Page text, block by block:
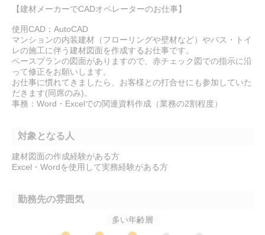
【建材メーカーでCADオペレーターのお仕事】
使用CAD：AutoCAD
マンションの内装建材（フローリングや壁材など）やバス・トイ
レの施工に伴う建材図面を作成するお仕事です。
ベースプランの図面がありますので、赤チェック図での指示に沿
って修正をお願いします。
お仕事に慣れてきましたら、お客様との打合せにも参加していた
だきます(同席のみ)。
事務：Word・Excelでの関連資料作成（業務の2割程度）
対象となる人
建材図面の作成経験がある方
Excel・Wordを使用して実務経験がある方
勤務先の雰囲気
多い年齢層